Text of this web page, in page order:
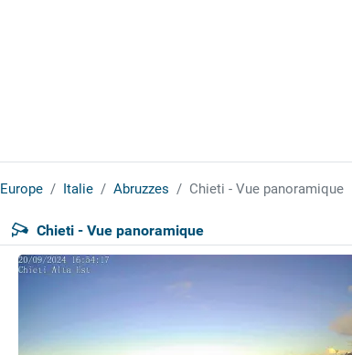
Europe Italie Abruzzes Chieti - Vue panoramique
Chieti - Vue panoramique